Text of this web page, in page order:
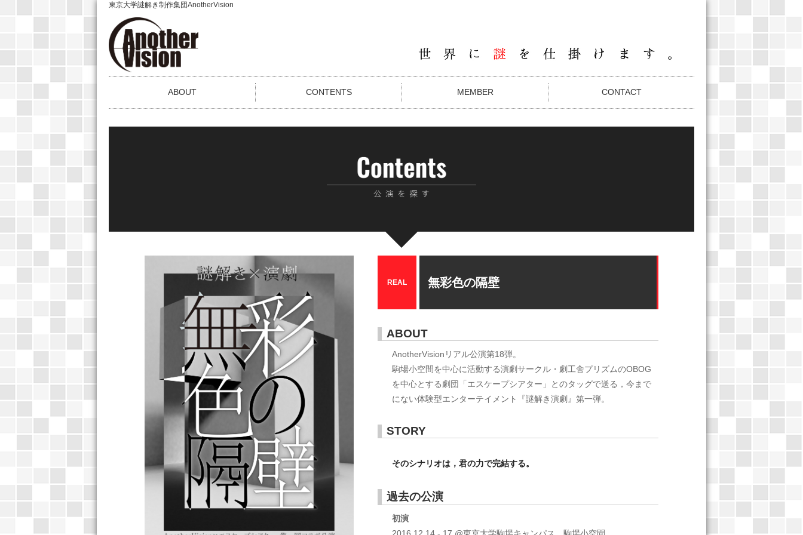
東京大学謎解き制作集団AnotherVision
ABOUT CONTENTS MEMBER CONTACT
REAL 無彩色の隔壁
ABOUT
AnotherVisionリアル公演第18弾。
駒場小空間を中心に活動する演劇サークル・劇工舎プリズムのOBOG
を中心とする劇団「エスケープシアター」とのタッグで送る，今まで
にない体験型エンターテイメント『謎解き演劇』第一弾。
STORY
そのシナリオは，君の力で完結する。
過去の公演
初演